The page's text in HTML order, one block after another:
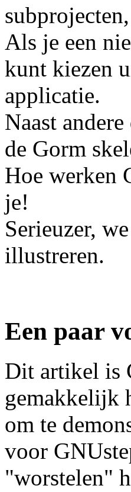
Als je een
kunt kiezen
applicatie.
Naast
de Gorm
Hoe werken
je!
Serieuzer,
illustreren.
Een paar
Dit artikel is
gemakkelijk
om te
voor
"worstelen"